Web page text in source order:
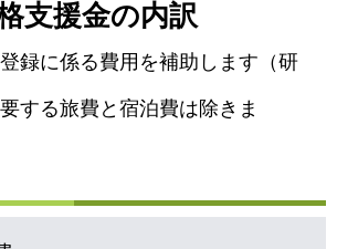
支援金の内訳
録に係る費用を補助します（研
する旅費と宿泊費は除きま